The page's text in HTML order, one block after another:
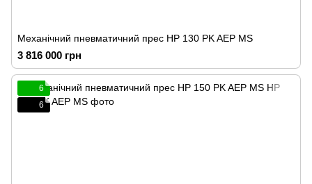
Механічний пневматичний прес HP 130 PK AEP MS
3 816 000 грн
6
6